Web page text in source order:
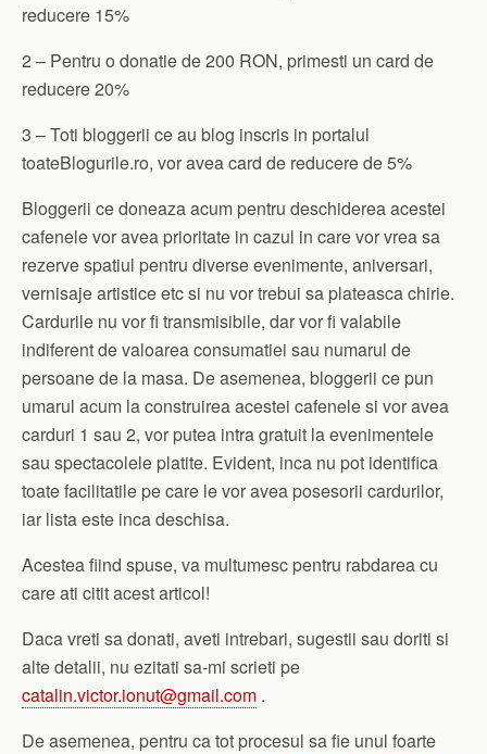
reducere 15%
2 – Pentru o donatie de 200 RON, primesti un card de
reducere 20%
3 – Toti bloggerii ce au blog inscris in portalul
toateBlogurile.ro, vor avea card de reducere de 5%
Bloggerii ce doneaza acum pentru deschiderea acestei
cafenele vor avea prioritate in cazul in care vor vrea sa
rezerve spatiul pentru diverse evenimente, aniversari,
vernisaje artistice etc si nu vor trebui sa plateasca chirie.
Cardurile nu vor fi transmisibile, dar vor fi valabile
indiferent de valoarea consumatiei sau numarul de
persoane de la masa. De asemenea, bloggerii ce pun
umarul acum la construirea acestei cafenele si vor avea
carduri 1 sau 2, vor putea intra gratuit la evenimentele
sau spectacolele platite. Evident, inca nu pot identifica
toate facilitatile pe care le vor avea posesorii cardurilor,
iar lista este inca deschisa.
Acestea fiind spuse, va multumesc pentru rabdarea cu
care ati citit acest articol!
Daca vreti sa donati, aveti intrebari, sugestii sau doriti si
alte detalii, nu ezitati sa-mi scrieti pe
catalin.victor.ionut@gmail.com .
De asemenea, pentru ca tot procesul sa fie unul foarte